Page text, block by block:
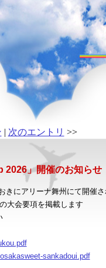
| 次のエントリ >>
2026」開催のお知らせ
きにアリーナ舞州にて開催
大会要項を掲載します
osakasweet-sankadoui.pdf